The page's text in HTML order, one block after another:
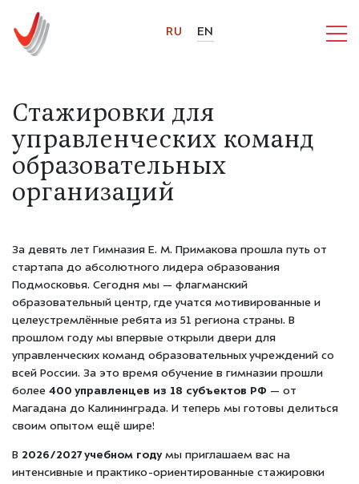
RU EN
Стажировки для
управленческих команд
образовательных
организаций
За девять лет Гимназия Е. М. Примакова прошла путь от
стартапа до абсолютного лидера образования
Подмосковья. Сегодня мы — флагманский
образовательный центр, где учатся мотивированные и
целеустремлённые ребята из 51 региона страны. В
прошлом году мы впервые открыли двери для
управленческих команд образовательных учреждений со
всей России. За это время обучение в гимназии прошли
более 400 управленцев из 18 субъектов РФ — от
Магадана до Калининграда. И теперь мы готовы делиться
своим опытом ещё шире!
В 2026/2027 учебном годумы приглашаем вас на
интенсивные и практико-ориентированные стажировки